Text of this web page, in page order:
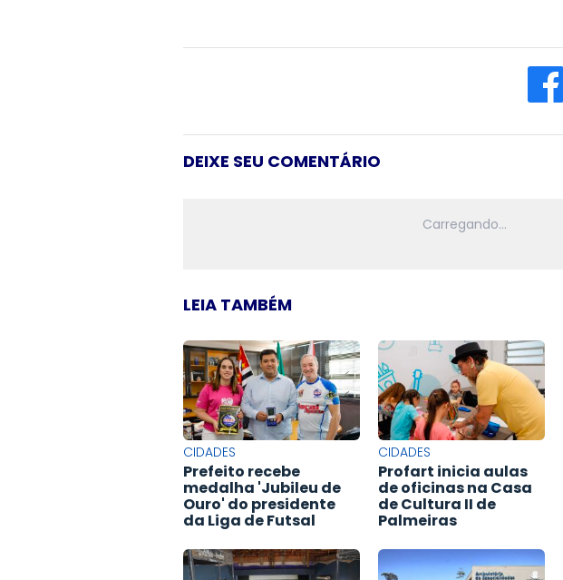
DEIXE SEU COMENTÁRIO
LEIA TAMBÉM
CIDADES
Prefeito recebe
medalha 'Jubileu de
Ouro' do presidente
da Liga de Futsal
CIDADES
Profart inicia aulas
de oficinas na Casa
de Cultura II de
Palmeiras